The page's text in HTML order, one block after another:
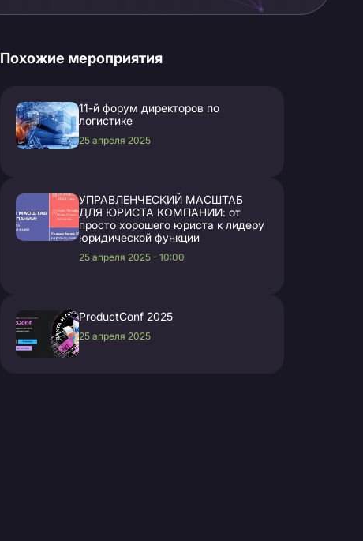
Похожие мероприятия
11-й форум директоров по
логистике
25 апреля 2025
УПРАВЛЕНЧЕСКИЙ МАСШТАБ
ДЛЯ ЮРИСТА КОМПАНИИ: от
просто хорошего юриста к лидеру
юридической функции
25 апреля 2025 - 10:00
ProductConf 2025
25 апреля 2025